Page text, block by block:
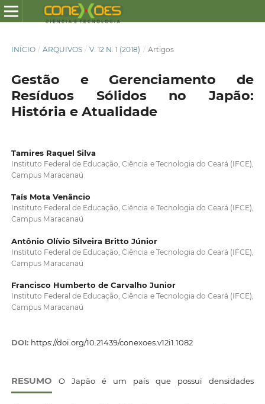
INÍCIO / ARQUIVOS / V. 12 N. 1 (2018) / Artigos
Gestão e Gerenciamento de
Resíduos Sólidos no Japão:
História e Atualidade
Tamires Raquel Silva
Instituto Federal de Educação, Ciência e Tecnologia do Ceará (IFCE),
Campus Maracanaú
Taís Mota Venâncio
Instituto Federal de Educação, Ciência e Tecnologia do Ceará (IFCE),
Campus Maracanaú
Antônio Olívio Silveira Britto Júnior
Instituto Federal de Educação, Ciência e Tecnologia do Ceará (IFCE),
Campus Maracanaú
Francisco Humberto de Carvalho Junior
Instituto Federal de Educação, Ciência e Tecnologia do Ceará (IFCE),
Campus Maracanaú
DOI: https://doi.org/10.21439/conexoes.v12i1.1082
RESUMO O Japão é um país que possui densidades